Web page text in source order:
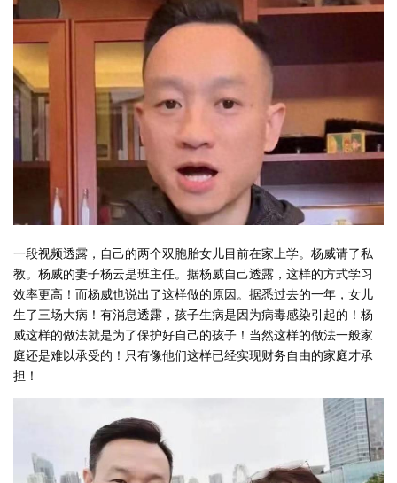
一段视频透露，自己的两个双胞胎女儿目前在家上学。杨威请了私
教。杨威的妻子杨云是班主任。据杨威自己透露，这样的方式学习
效率更高！而杨威也说出了这样做的原因。据悉过去的一年，女儿
生了三场大病！有消息透露，孩子生病是因为病毒感染引起的！杨
威这样的做法就是为了保护好自己的孩子！当然这样的做法一般家
庭还是难以承受的！只有像他们这样已经实现财务自由的家庭才承
担！